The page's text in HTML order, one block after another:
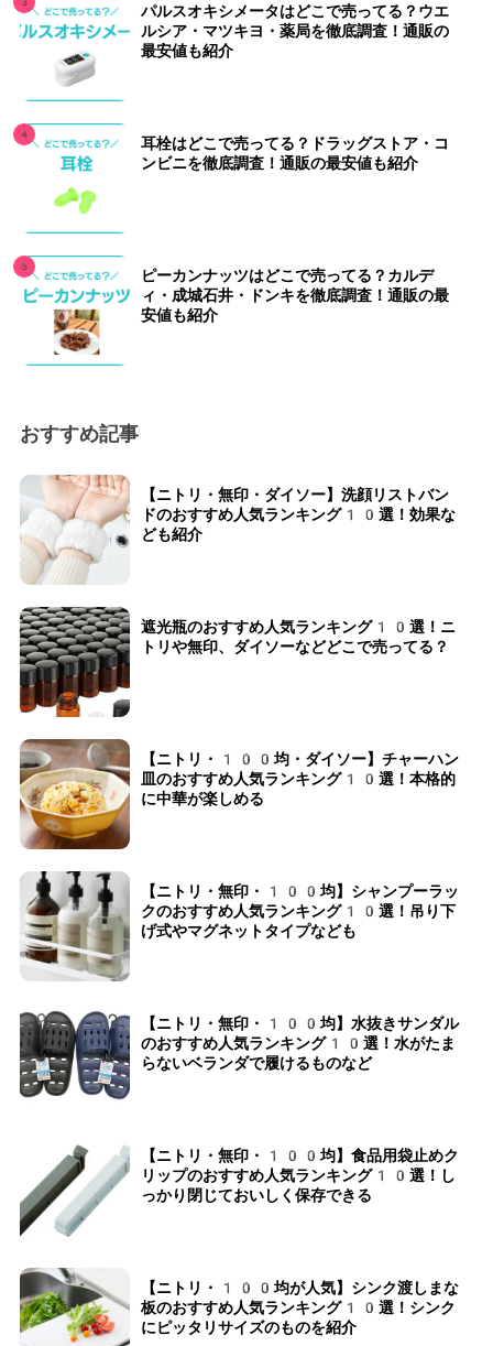
パルスオキシメータはどこで売ってる？ウエ
ルシア・マツキヨ・薬局を徹底調査！通販の
最安値も紹介
耳栓はどこで売ってる？ドラッグストア・コ
ンビニを徹底調査！通販の最安値も紹介
ピーカンナッツはどこで売ってる？カルデ
ィ・成城石井・ドンキを徹底調査！通販の最
安値も紹介
おすすめ記事
【ニトリ・無印・ダイソー】洗顔リストバン
ドのおすすめ人気ランキング10選！効果な
ども紹介
遮光瓶のおすすめ人気ランキング10選！ニ
トリや無印、ダイソーなどどこで売ってる？
【ニトリ・100均・ダイソー】チャーハン
皿のおすすめ人気ランキング10選！本格的
に中華が楽しめる
【ニトリ・無印・100均】シャンプーラッ
クのおすすめ人気ランキング10選！吊り下
げ式やマグネットタイプなども
【ニトリ・無印・100均】水抜きサンダル
のおすすめ人気ランキング10選！水がたま
らないベランダで履けるものなど
【ニトリ・無印・100均】食品用袋止めク
リップのおすすめ人気ランキング10選！し
っかり閉じておいしく保存できる
【ニトリ・100均が人気】シンク渡しまな
板のおすすめ人気ランキング10選！シンク
にピッタリサイズのものを紹介